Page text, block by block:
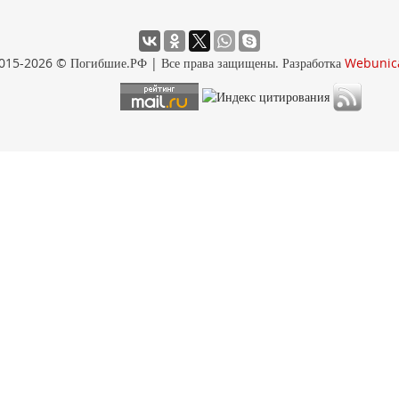
2026 © Погибшие.РФ | Все права защищены. Разработка